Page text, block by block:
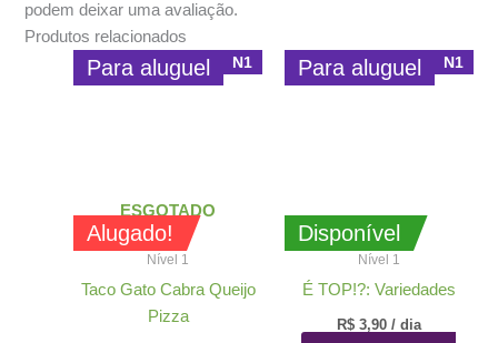
podem deixar uma avaliação.
Produtos relacionados
Alugado!
Para aluguel N1
ESGOTADO
Nível 1
Taco Gato Cabra Queijo
Pizza
Disponível
Para aluguel N1
Nível 1
É TOP!?: Variedades
R$3,90/ dia